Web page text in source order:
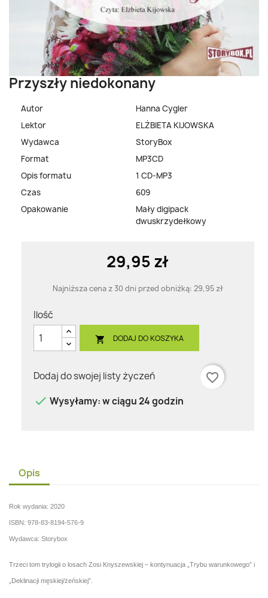
Przyszły niedokonany
Autor
Hanna Cygler
Lektor
ELŻBIETA KIJOWSKA
Wydawca
StoryBox
Format
MP3CD
Opis formatu
1 CD-MP3
Czas
609
Opakowanie
Mały digipack
dwuskrzydełkowy
29,95 zł
Najniższa cena z 30 dni przed obniżką: 29,95 zł
Ilość
 DODAJ DO KOSZYKA
Dodaj do swojej listy życzeń
favorite_border
 Wysyłamy: w ciągu 24 godzin
Opis
Rok wydania: 2020
ISBN: 978-83-8194-576-9
Wydawca: Storybox
Trzeci tom trylogii o losach Zosi Knyszewskiej – kontynuacja „Trybu warunkowego” i
„Deklinacji męskiej/żeńskiej”.